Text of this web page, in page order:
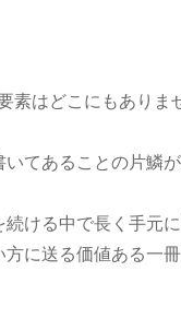
はどこにもありま
てあることの片鱗
ける中で長く手元
に送る価値ある一冊